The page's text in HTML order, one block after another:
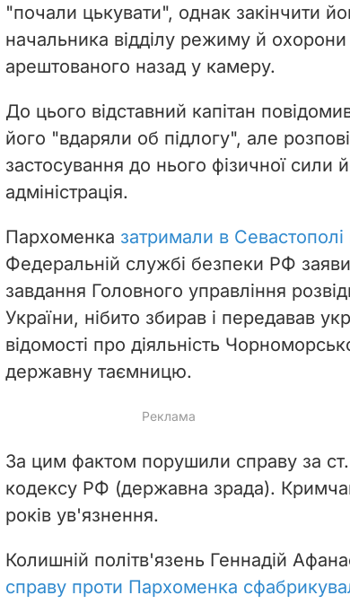
d
e
o
"почали цькувати", однак закінчити
начальника відділу режиму й
арештованого назад у камеру.
До цього відставний капітан
його "вдаряли об підлогу", але
застосування до нього фізичної
адміністрація.
Пархоменка затримали в Севастополі
Федеральній службі безпеки РФ
завдання Головного управління
України, нібито збирав і передавав
відомості про діяльність
державну таємницю.
За цим фактом порушили справу за
кодексу РФ (державна зрада).
років ув'язнення.
Колишній політв'язень Геннадій
справу проти Пархоменка